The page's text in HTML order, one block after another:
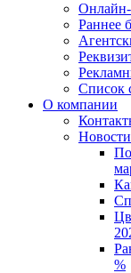
Онлайн-
Раннее
Список
О компании
Новости
%